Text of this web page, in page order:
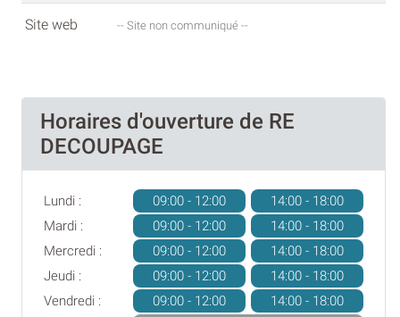
Site web -- Site non communiqué --
Horaires d'ouverture de RE
DECOUPAGE
Lundi : 09:00 - 12:00
14:00 - 18:00
Mardi :
09:00 - 12:00
14:00 - 18:00
Mercredi :
09:00 - 12:00
14:00 - 18:00
Jeudi :
09:00 - 12:00
14:00 - 18:00
Vendredi :
09:00 - 12:00
14:00 - 18:00